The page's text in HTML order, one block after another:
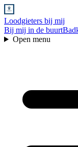
Loodgieters bij mij
Bij mij in de buurt
Open menu